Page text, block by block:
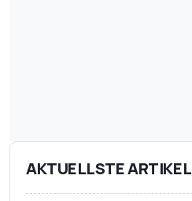
AKTUELLSTE ARTIKEL